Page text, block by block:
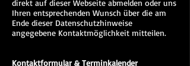
direkt auf dieser Webseite abmelden oder uns
Ihren entsprechenden Wunsch über die am
Ende dieser Datenschutzhinweise
angegebene Kontaktmöglichkeit mitteilen.
Kontaktformular & Terminkalender